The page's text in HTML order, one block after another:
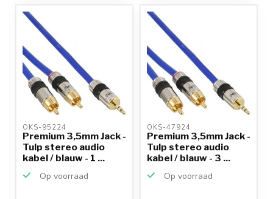
OKS-95224
Premium 3,5mm Jack -
Tulp stereo audio
kabel / blauw - 1 ...
Op voorraad
OKS-47924
Premium 3,5mm Jack -
Tulp stereo audio
kabel / blauw - 3 ...
Op voorraad